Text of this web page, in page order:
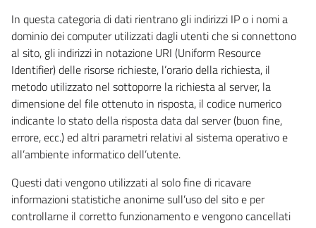
In questa categoria di dati rientrano gli indirizzi IP o i nomi a
dominio dei computer utilizzati dagli utenti che si connettono
al sito, gli indirizzi in notazione URI (Uniform Resource
Identifier) delle risorse richieste, l’orario della richiesta, il
metodo utilizzato nel sottoporre la richiesta al server, la
dimensione del file ottenuto in risposta, il codice numerico
indicante lo stato della risposta data dal server (buon fine,
errore, ecc.) ed altri parametri relativi al sistema operativo e
all’ambiente informatico dell’utente.
Questi dati vengono utilizzati al solo fine di ricavare
informazioni statistiche anonime sull’uso del sito e per
controllarne il corretto funzionamento e vengono cancellati